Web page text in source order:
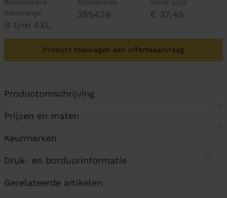
Beschikbare
maatrange
S t/m 4XL
Artikelcode
355426
Vanaf prijs
€ 37,45
Product toevoegen aan offerteaanvraag
Productomschrijving
Prijzen en maten
Keurmerken
Druk- en borduurinformatie
Gerelateerde artikelen